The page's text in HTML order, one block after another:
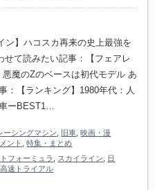
ン】ハコスカ再来の史上最強を
せて読みたい記事：【フェアレ
魔のZのベースは初代モデル あ
：【ランキング】1980年代：人
ーBEST1…
ーシングマシン 旧車 ,映画・漫
ント
,特集・まとめ
フォーミュラ スカイライン
日
速トライアル